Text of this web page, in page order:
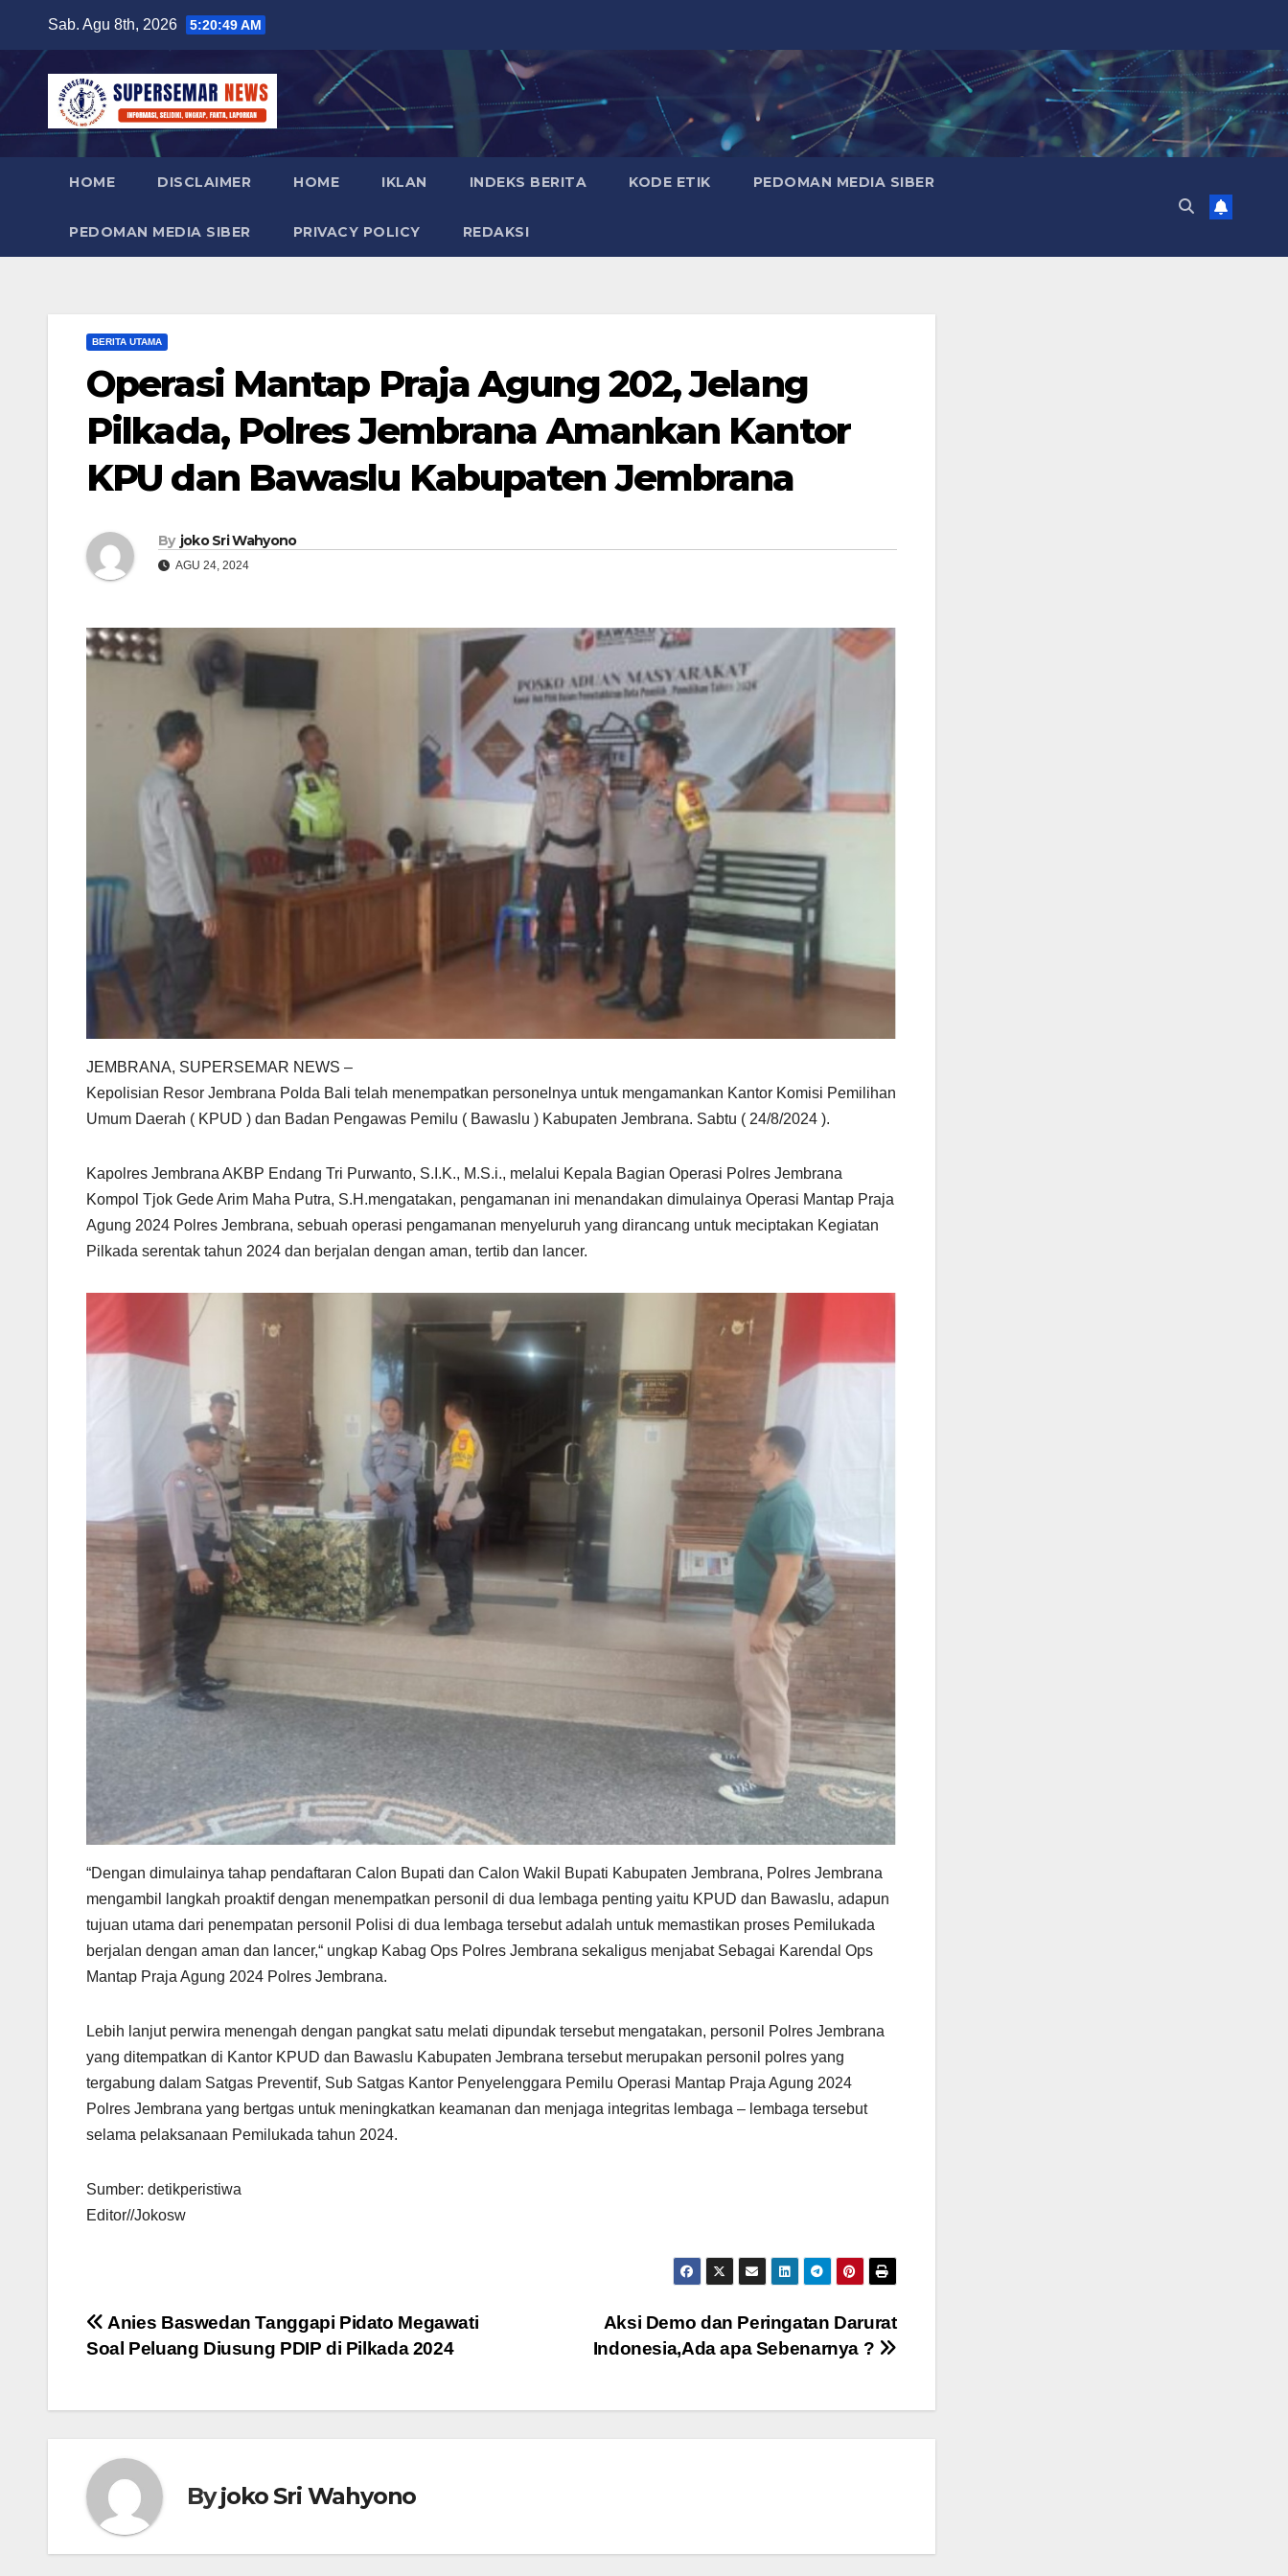
content
Sab. Agu 8th, 2026 5:20:50 AM
HOME DISCLAIMER HOME IKLAN INDEKS BERITA KODE ETIK PEDOMAN MEDIA SIBER
PEDOMAN MEDIA SIBER PRIVACY POLICY REDAKSI
BERITA UTAMA
Operasi Mantap Praja Agung 202, Jelang
Pilkada, Polres Jembrana Amankan Kantor
KPU dan Bawaslu Kabupaten Jembrana
By joko Sri Wahyono
AGU 24, 2024
JEMBRANA, SUPERSEMAR NEWS –
Kepolisian Resor Jembrana Polda Bali telah menempatkan personelnya untuk mengamankan Kantor Komisi Pemilihan
Umum Daerah ( KPUD ) dan Badan Pengawas Pemilu ( Bawaslu ) Kabupaten Jembrana. Sabtu ( 24/8/2024 ).
Kapolres Jembrana AKBP Endang Tri Purwanto, S.I.K., M.S.i., melalui Kepala Bagian Operasi Polres Jembrana
Kompol Tjok Gede Arim Maha Putra, S.H.mengatakan, pengamanan ini menandakan dimulainya Operasi Mantap Praja
Agung 2024 Polres Jembrana, sebuah operasi pengamanan menyeluruh yang dirancang untuk meciptakan Kegiatan
Pilkada serentak tahun 2024 dan berjalan dengan aman, tertib dan lancer.
“Dengan dimulainya tahap pendaftaran Calon Bupati dan Calon Wakil Bupati Kabupaten Jembrana, Polres Jembrana
mengambil langkah proaktif dengan menempatkan personil di dua lembaga penting yaitu KPUD dan Bawaslu, adapun
tujuan utama dari penempatan personil Polisi di dua lembaga tersebut adalah untuk memastikan proses Pemilukada
berjalan dengan aman dan lancer,“ ungkap Kabag Ops Polres Jembrana sekaligus menjabat Sebagai Karendal Ops
Mantap Praja Agung 2024 Polres Jembrana.
Lebih lanjut perwira menengah dengan pangkat satu melati dipundak tersebut mengatakan, personil Polres Jembrana
yang ditempatkan di Kantor KPUD dan Bawaslu Kabupaten Jembrana tersebut merupakan personil polres yang
tergabung dalam Satgas Preventif, Sub Satgas Kantor Penyelenggara Pemilu Operasi Mantap Praja Agung 2024
Polres Jembrana yang bertgas untuk meningkatkan keamanan dan menjaga integritas lembaga – lembaga tersebut
selama pelaksanaan Pemilukada tahun 2024.
Sumber: detikperistiwa
Editor//Jokosw
Navigasi
Aksi Demo dan Peringatan Darurat
Indonesia,Ada apa Sebenarnya ?
Anies Baswedan Tanggapi Pidato Megawati
Soal Peluang Diusung PDIP di Pilkada 2024
Byjoko Sri Wahyono